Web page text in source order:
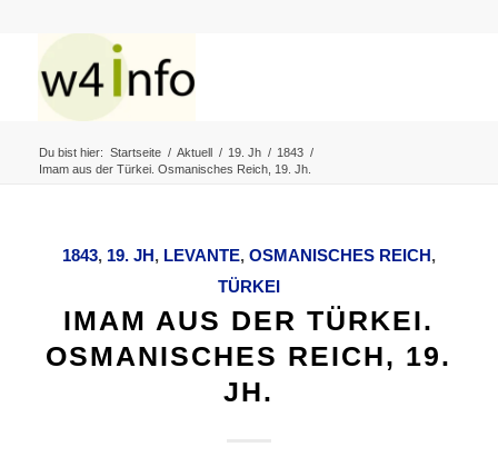
Du bist hier: Startseite / Aktuell / 19. Jh / 1843 /
Imam aus der Türkei. Osmanisches Reich, 19. Jh.
1843, 19. JH, LEVANTE, OSMANISCHES REICH,
TÜRKEI
IMAM AUS DER TÜRKEI.
OSMANISCHES REICH, 19.
JH.